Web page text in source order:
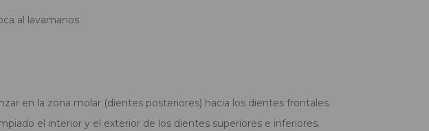
al lavamanos.
en la zona molar (dientes posteriores) hacia los dientes frontales.
el interior y el exterior de los dientes superiores e inferiores.